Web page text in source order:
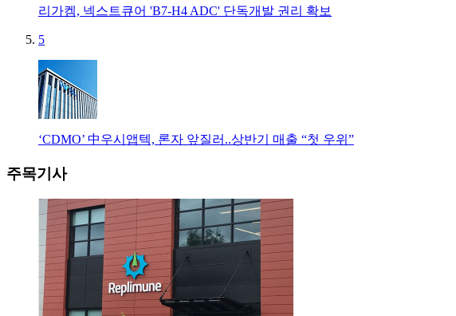
리가켐, 넥스트큐어 'B7-H4 ADC' 단독개발 권리 확보
5
‘CDMO’ 中우시앱텍, 론자 앞질러..상반기 매출 “첫 우위”
주목기사